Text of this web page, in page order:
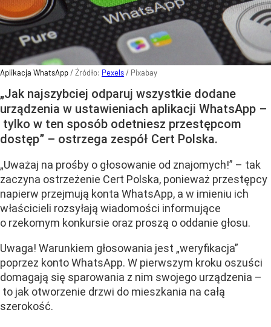
Aplikacja WhatsApp/ Źródło: Pexels/ Pixabay
„Jak najszybciej odparuj wszystkie dodane
urządzenia w ustawieniach aplikacji WhatsApp –
tylko w ten sposób odetniesz przestępcom
dostęp” – ostrzega zespół Cert Polska.
„Uważaj na prośby o głosowanie od znajomych!” – tak
zaczyna ostrzeżenie Cert Polska, ponieważ przestępcy
napierw przejmują konta WhatsApp, a w imieniu ich
właścicieli rozsyłają wiadomości informujące
o rzekomym konkursie oraz proszą o oddanie głosu.
Uwaga! Warunkiem głosowania jest „weryfikacja”
poprzez konto WhatsApp. W pierwszym kroku oszuści
domagają się sparowania z nim swojego urządzenia –
to jak otworzenie drzwi do mieszkania na całą
szerokość.